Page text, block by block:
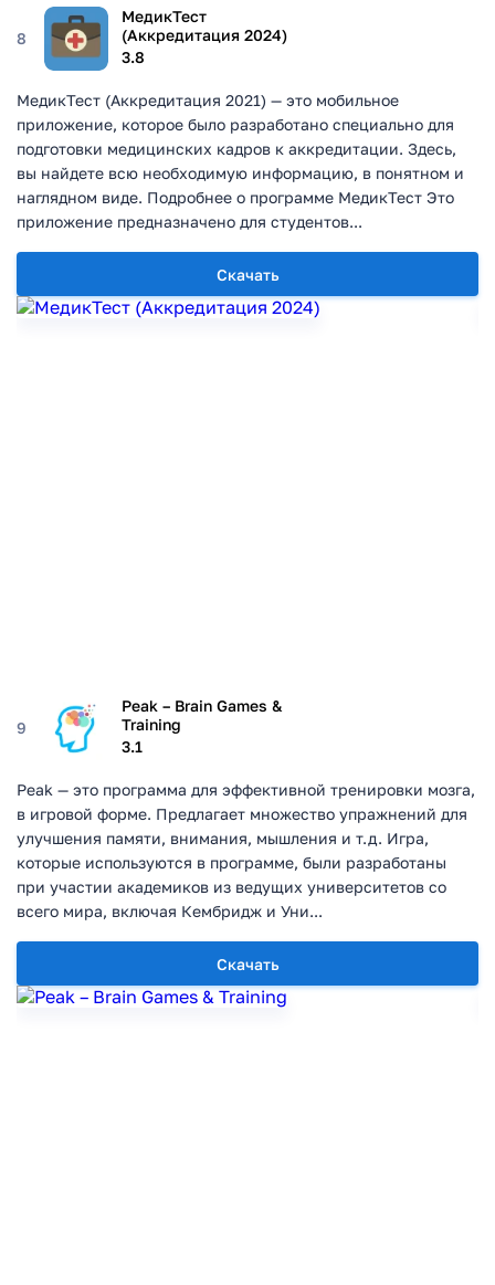
8
МедикТест
(Аккредитация 2024)
3.8
Скачать
МедикТест (Аккредитация 2021) — это мобильное
приложение, которое было разработано специально для
подготовки медицинских кадров к аккредитации. Здесь,
вы найдете всю необходимую информацию, в понятном и
наглядном виде. Подробнее о программе МедикТест Это
приложение предназначено для студентов...
9
Peak – Brain Games &
Training
3.1
Скачать
Peak — это программа для эффективной тренировки мозга,
в игровой форме. Предлагает множество упражнений для
улучшения памяти, внимания, мышления и т.д. Игра,
которые используются в программе, были разработаны
при участии академиков из ведущих университетов со
всего мира, включая Кембридж и Уни...